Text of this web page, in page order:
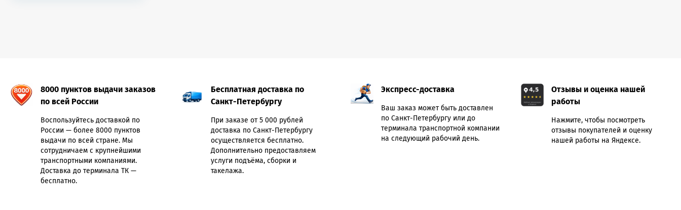
8000 пунктов выдачи заказов
по всей России
Воспользуйтесь доставкой по
России — более 8000 пунктов
выдачи по всей стране. Мы
сотрудничаем с крупнейшими
транспортными компаниями.
Доставка до терминала ТК —
бесплатно.
Бесплатная доставка по
Санкт-Петербургу
При заказе от 5 000 рублей
доставка по Санкт-Петербургу
осуществляется бесплатно.
Дополнительно предоставляем
услуги подъёма, сборки и
такелажа.
Экспресс-доставка
Ваш заказ может быть доставлен
по Санкт-Петербургу или до
терминала транспортной компании
на следующий рабочий день.
Отзывы и оценка нашей
работы
Нажмите, чтобы посмотреть
отзывы покупателей и оценку
нашей работы на Яндексе.